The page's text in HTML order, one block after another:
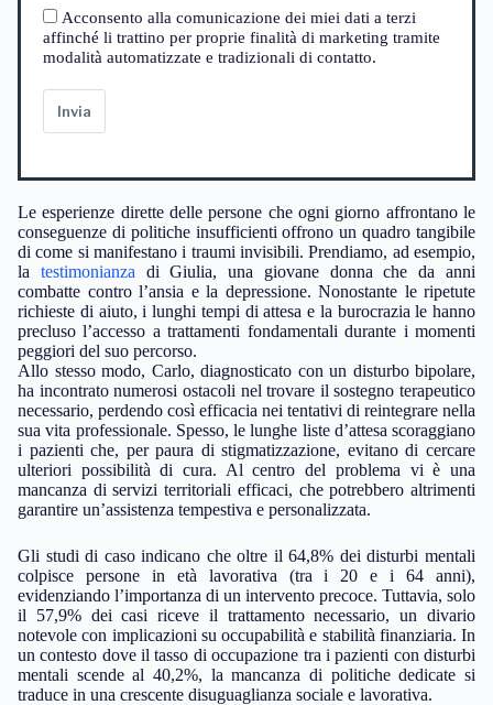
Acconsento alla comunicazione dei miei dati a terzi
affinché li trattino per proprie finalità di marketing tramite
modalità automatizzate e tradizionali di contatto.
Invia
Le esperienze dirette delle persone che ogni giorno affrontano le
conseguenze di politiche insufficienti offrono un quadro tangibile
di come si manifestano i traumi invisibili. Prendiamo, ad esempio,
la testimonianza di Giulia, una giovane donna che da anni
combatte contro l’ansia e la depressione. Nonostante le ripetute
richieste di aiuto, i lunghi tempi di attesa e la burocrazia le hanno
precluso l’accesso a trattamenti fondamentali durante i momenti
peggiori del suo percorso.
Allo stesso modo, Carlo, diagnosticato con un disturbo bipolare,
ha incontrato numerosi ostacoli nel trovare il sostegno terapeutico
necessario, perdendo così efficacia nei tentativi di reintegrare nella
sua vita professionale. Spesso, le lunghe liste d’attesa scoraggiano
i pazienti che, per paura di stigmatizzazione, evitano di cercare
ulteriori possibilità di cura. Al centro del problema vi è una
mancanza di servizi territoriali efficaci, che potrebbero altrimenti
garantire un’assistenza tempestiva e personalizzata.
Gli studi di caso indicano che oltre il 64,8% dei disturbi mentali
colpisce persone in età lavorativa (tra i 20 e i 64 anni),
evidenziando l’importanza di un intervento precoce. Tuttavia, solo
il 57,9% dei casi riceve il trattamento necessario, un divario
notevole con implicazioni su occupabilità e stabilità finanziaria. In
un contesto dove il tasso di occupazione tra i pazienti con disturbi
mentali scende al 40,2%, la mancanza di politiche dedicate si
traduce in una crescente disuguaglianza sociale e lavorativa.